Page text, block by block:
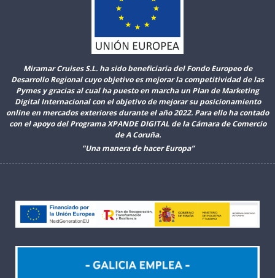
Miramar Cruises S.L. ha sido beneficiaria del Fondo Europeo de
Desarrollo Regional cuyo objetivo es mejorar la competitividad de las
Pymes y gracias al cual ha puesto en marcha un Plan de Marketing
Digital Internacional con el objetivo de mejorar su posicionamiento
online en mercados exteriores durante el año 2022. Para ello ha contado
con el apoyo del Programa XPANDE DIGITAL de la Cámara de Comercio
de A Coruña.
"Una manera de hacer Europa”